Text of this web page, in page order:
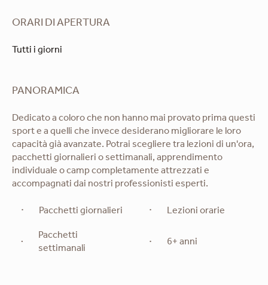
ORARI DI APERTURA
Tutti i giorni
PANORAMICA
Dedicato a coloro che non hanno mai provato prima questi
sport e a quelli che invece desiderano migliorare le loro
capacità già avanzate. Potrai scegliere tra lezioni di un'ora,
pacchetti giornalieri o settimanali, apprendimento
individuale o camp completamente attrezzati e
accompagnati dai nostri professionisti esperti.
Pacchetti giornalieri Lezioni orarie
Pacchetti
settimanali
6+ anni